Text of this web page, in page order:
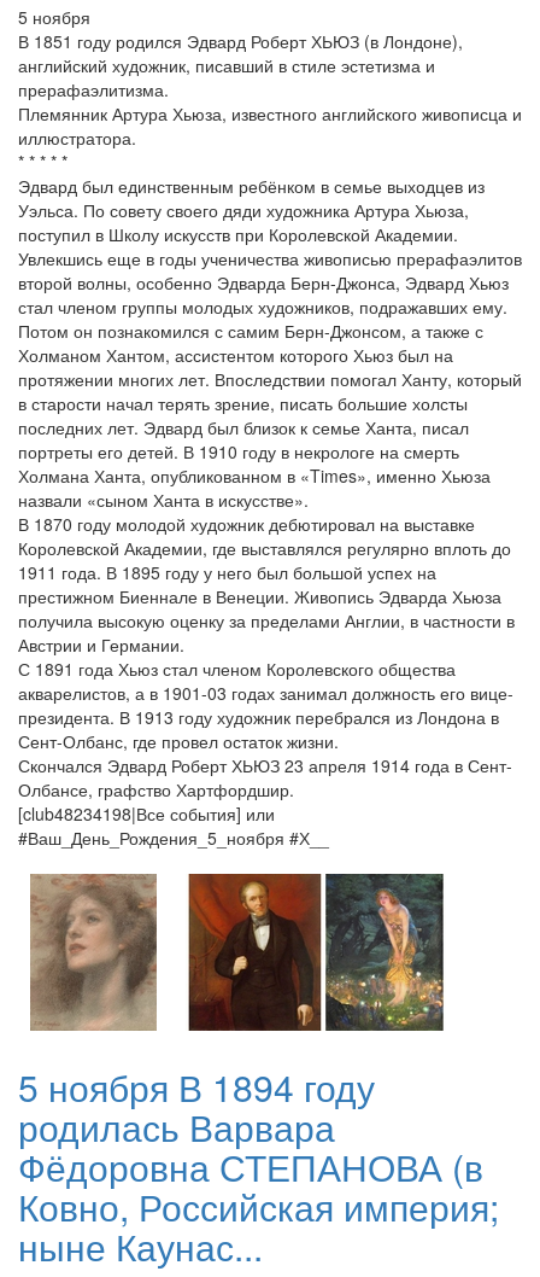
5 ноября
В 1851 году родился Эдвард Роберт ХЬЮЗ (в Лондоне),
английский художник, писавший в стиле эстетизма и
прерафаэлитизма.
Племянник Артура Хьюза, известного английского живописца и
иллюстратора.
* * * * *
Эдвард был единственным ребёнком в семье выходцев из
Уэльса. По совету своего дяди художника Артура Хьюза,
поступил в Школу искусств при Королевской Академии.
Увлекшись еще в годы ученичества живописью прерафаэлитов
второй волны, особенно Эдварда Берн-Джонса, Эдвард Хьюз
стал членом группы молодых художников, подражавших ему.
Потом он познакомился с самим Берн-Джонсом, а также с
Холманом Хантом, ассистентом которого Хьюз был на
протяжении многих лет. Впоследствии помогал Ханту, который
в старости начал терять зрение, писать большие холсты
последних лет. Эдвард был близок к семье Ханта, писал
портреты его детей. В 1910 году в некрологе на смерть
Холмана Ханта, опубликованном в «Times», именно Хьюза
назвали «сыном Ханта в искусстве».
В 1870 году молодой художник дебютировал на выставке
Королевской Академии, где выставлялся регулярно вплоть до
1911 года. В 1895 году у него был большой успех на
престижном Биеннале в Венеции. Живопись Эдварда Хьюза
получила высокую оценку за пределами Англии, в частности в
Австрии и Германии.
С 1891 года Хьюз стал членом Королевского общества
акварелистов, а в 1901-03 годах занимал должность его вице-
президента. В 1913 году художник перебрался из Лондона в
Сент-Олбанс, где провел остаток жизни.
Скончался Эдвард Роберт ХЬЮЗ 23 апреля 1914 года в Сент-
Олбансе, графство Хартфордшир.
[club48234198|Все события] или
#Ваш_День_Рождения_5_ноября #Х__
5 ноября В 1894 году
родилась Варвара
Фёдоровна СТЕПАНОВА (в
Ковно, Российская империя;
ныне Каунас...